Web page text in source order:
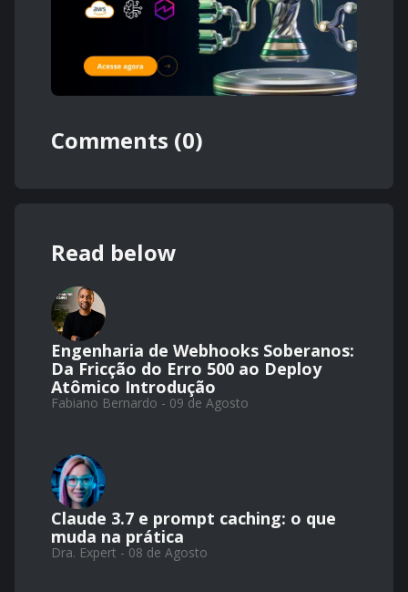
Comments (0)
Read below
Engenharia de Webhooks Soberanos:
Da Fricção do Erro 500 ao Deploy
Atômico Introdução
Fabiano Bernardo - 09 de Agosto
Claude 3.7 e prompt caching: o que
muda na prática
Dra. Expert - 08 de Agosto